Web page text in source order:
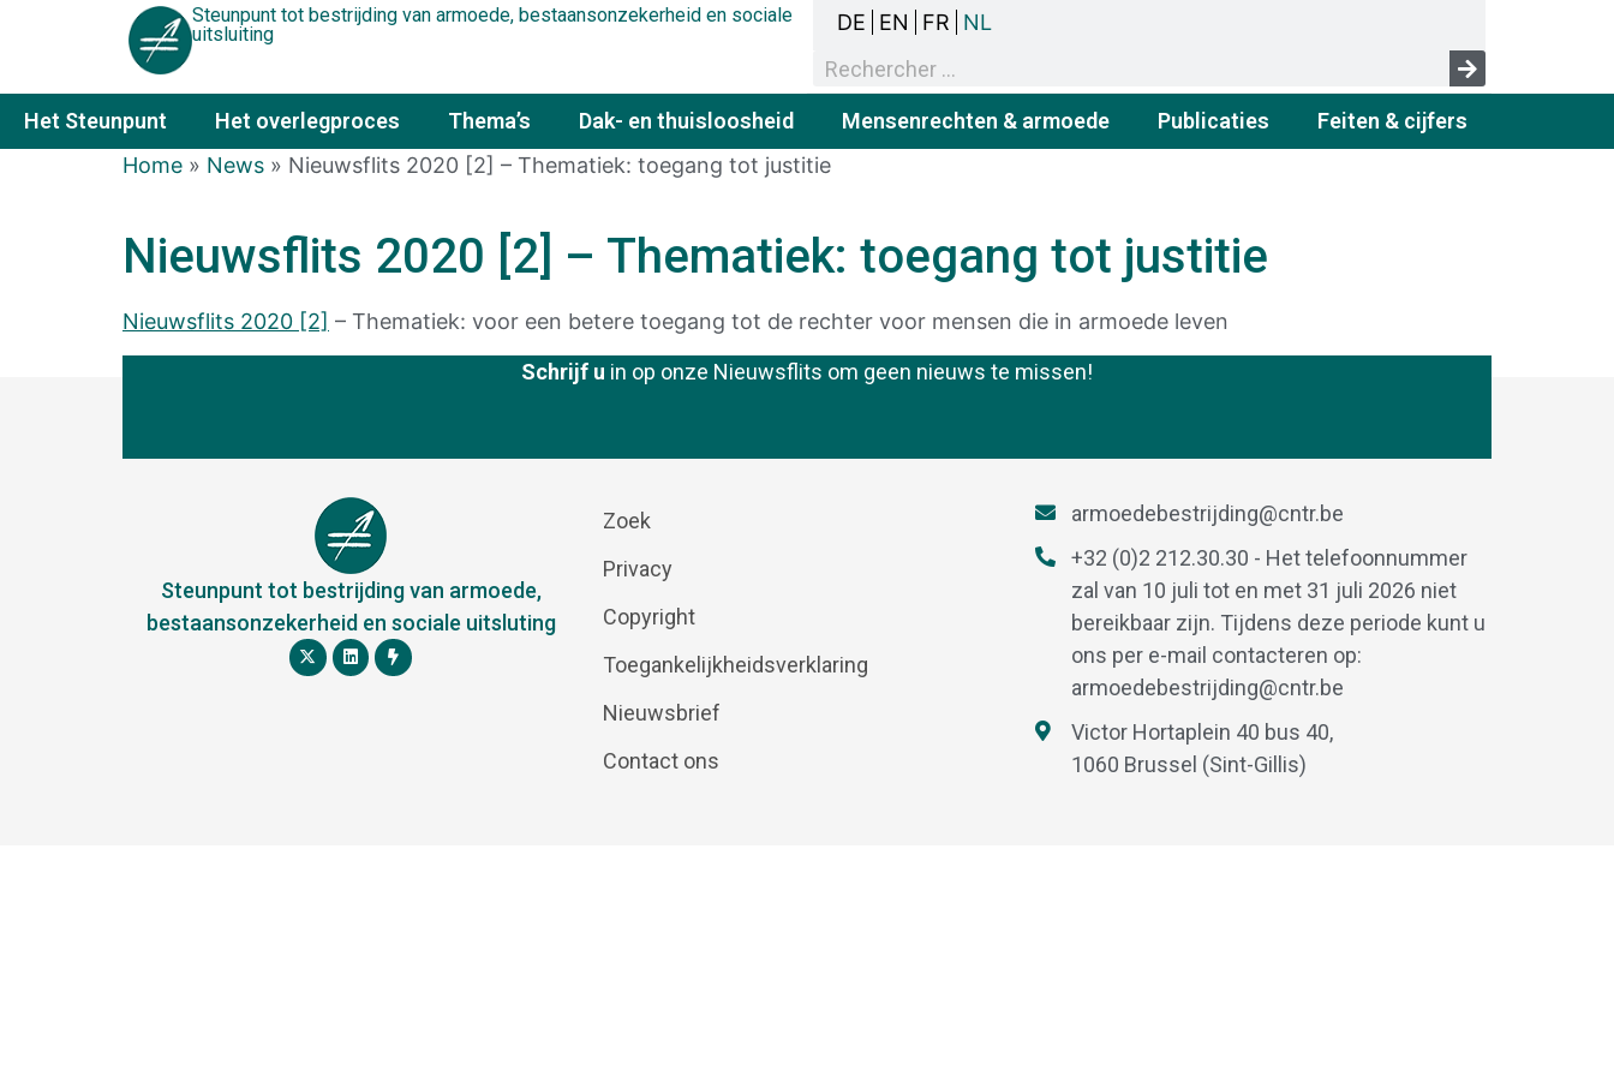
Steunpunt tot bestrijding van armoede, bestaansonzekerheid en sociale
uitsluiting
DE EN FR NL
Het Steunpunt Het overlegproces Thema’s Dak- en thuisloosheid Mensenrechten & armoede Publicaties
Feiten & cijfers
Home » News » Nieuwsflits 2020 [2] – Thematiek: toegang tot justitie
Nieuwsflits 2020 [2] – Thematiek: toegang tot justitie
Nieuwsflits 2020 [2] – Thematiek: voor een betere toegang tot de rechter voor mensen die in armoede leven
Schrijf u in op onze Nieuwsflits om geen nieuws te missen!
Steunpunt tot bestrijding van armoede,
bestaansonzekerheid en sociale uitsluting
Zoek
Privacy
Copyright
Toegankelijkheidsverklaring
Nieuwsbrief
Contact ons
armoedebestrijding@cntr.be
+32 (0)2 212.30.30 - Het telefoonnummer
zal van 10 juli tot en met 31 juli 2026 niet
bereikbaar zijn. Tijdens deze periode kunt u
ons per e-mail contacteren op:
armoedebestrijding@cntr.be
Victor Hortaplein 40 bus 40,
1060 Brussel (Sint-Gillis)